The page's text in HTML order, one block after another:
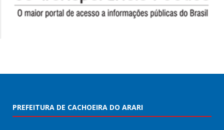
PREFEITURA DE CACHOEIRA DO ARARI